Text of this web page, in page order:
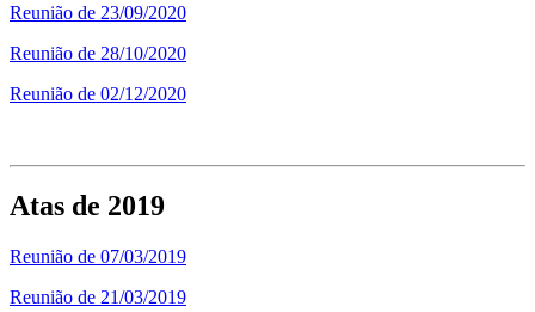
Reunião de 23/09/2020
Reunião de 28/10/2020
Reunião de 02/12/2020
Atas de 2019
Reunião de 07/03/2019
Reunião de 21/03/2019